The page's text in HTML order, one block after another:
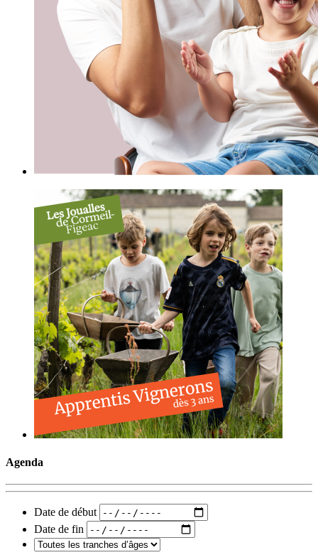
Agenda
Date de début
Date de fin